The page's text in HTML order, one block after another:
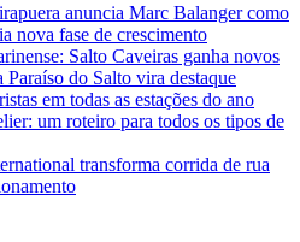
anuncia Marc Balanger como
nova fase de crescimento
Salto Caveiras ganha novos
Paraíso do Salto vira destaque
em todas as estações do ano
um roteiro para todos os tipos de
transforma corrida de rua